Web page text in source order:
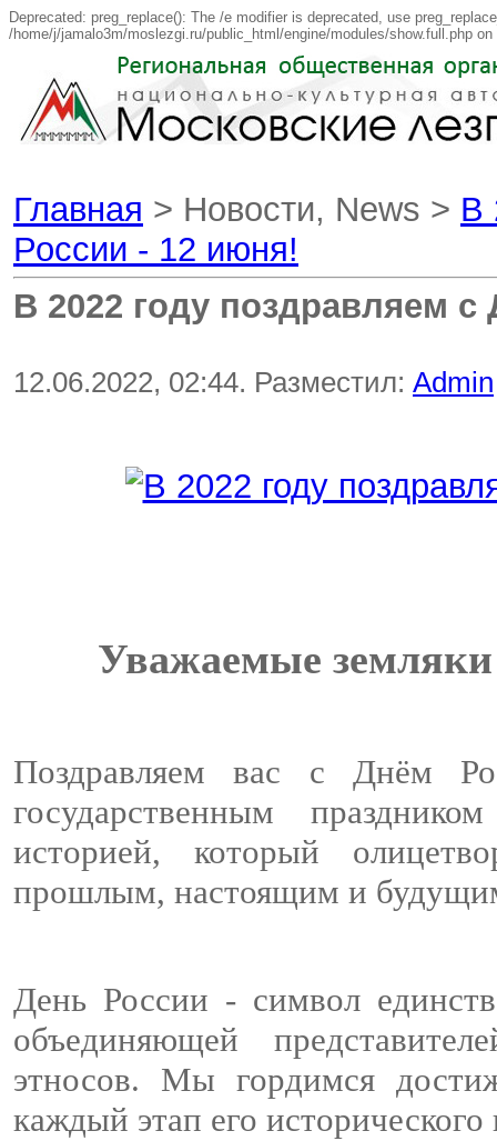
Deprecated: preg_replace(): The /e modifier is deprecated, use
/home/j/jamalo3m/moslezgi.ru/public_html/engine/modules/show.full.php on
Главная > Новости, News > В
России - 12 июня!
В 2022 году поздравляем
12.06.2022, 02:44. Разместил: Admin
Уважаемые
Поздравляем вас с Днём
государственным
историей, который
прошлым, настоящим и
День России - символ
объединяющей
этносов. Мы гордимся
каждый этап его